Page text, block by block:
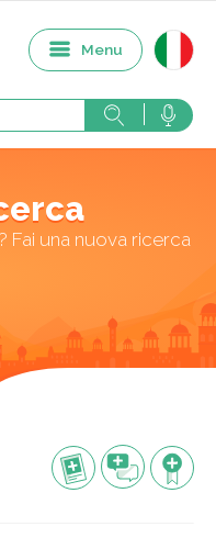
Menu
una nuova ricerca